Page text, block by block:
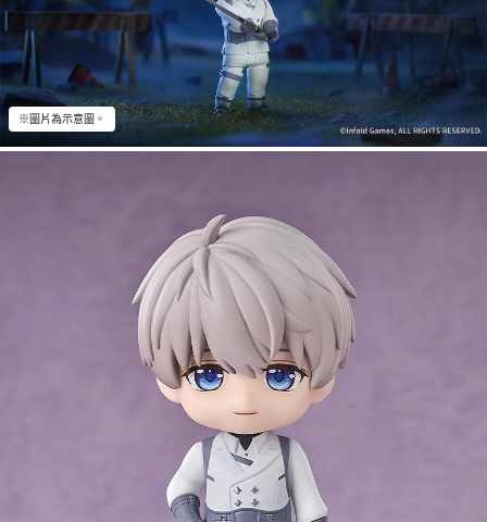
※圖片為示意圖。